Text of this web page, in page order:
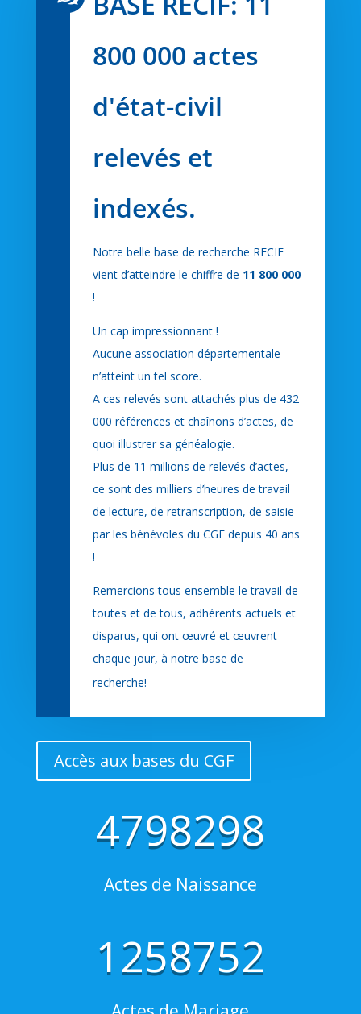
800 000 actes
d'état-civil
relevés et
indexés.
Notre belle base de recherche RECIF
vient d’atteindre le chiffre de 11 800 000
!
Un cap impressionnant !
Aucune association départementale
n’atteint un tel score.
A ces relevés sont attachés plus de 432
000 références et chaînons d’actes, de
quoi illustrer sa généalogie.
Plus de 11 millions de relevés d’actes,
ce sont des milliers d’heures de travail
de lecture, de retranscription, de saisie
par les bénévoles du CGF depuis 40 ans
!
Remercions tous ensemble le travail de
toutes et de tous, adhérents actuels et
disparus, qui ont œuvré et œuvrent
chaque jour, à notre base de
recherche!
Accès aux bases du CGF
4798298
Actes de Naissance
1258752